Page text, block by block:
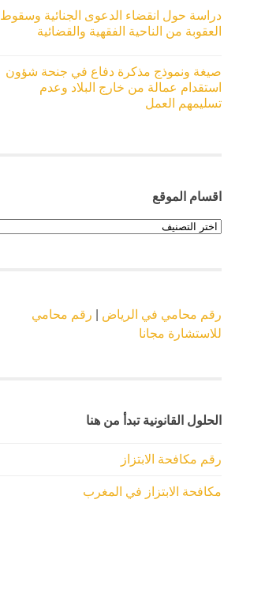
دراسة حول انقضاء الدعوى الجنائية وسقوط
العقوبة من الناحية الفقهية والقضائية
صيغة ونموذج مذكرة دفاع في جنحة شؤون
استقدام عمالة من خارج البلاد وعدم
تسليمهم العمل
اقسام الموقع
اقسام
الموقع
رقم محامي في الرياض
رقم محامي
للاستشارة مجانا
الحلول القانونية تبدأ من هنا
رقم مكافحة الابتزاز
مكافحة الابتزاز في المغرب